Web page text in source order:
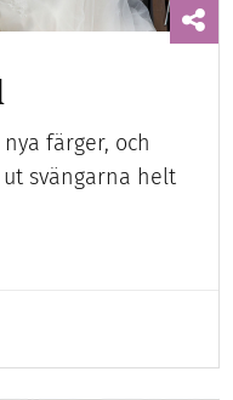
färger, och
svängarna helt